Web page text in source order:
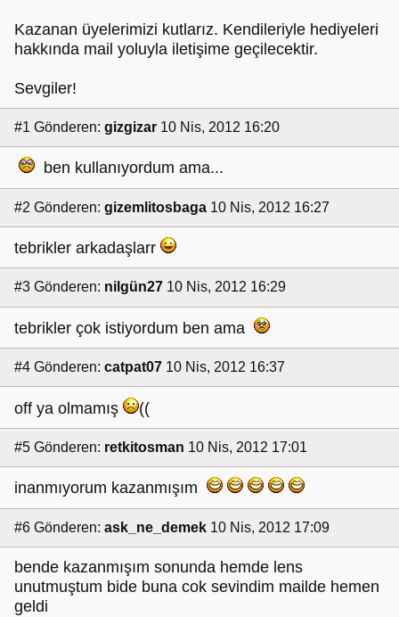
Kazanan üyelerimizi kutlarız. Kendileriyle hediyeleri
hakkında mail yoluyla iletişime geçilecektir.
Sevgiler!
#1 Gönderen: gizgizar 10 Nis, 2012 16:20
ben kullanıyordum ama...
#2 Gönderen: gizemlitosbaga 10 Nis, 2012 16:27
tebrikler arkadaşlarr
#3 Gönderen: nilgün27 10 Nis, 2012 16:29
tebrikler çok istiyordum ben ama
#4 Gönderen: catpat07 10 Nis, 2012 16:37
off ya olmamış ((
#5 Gönderen: retkitosman 10 Nis, 2012 17:01
inanmıyorum kazanmışım
#6 Gönderen: ask_ne_demek 10 Nis, 2012 17:09
bende kazanmışım sonunda hemde lens
unutmuştum bide buna cok sevindim mailde hemen
geldi